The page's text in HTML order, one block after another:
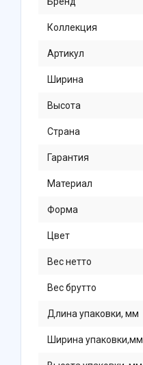
Коллекция
Артикул
Ширина
Высота
Страна
Гарантия
Материал
Форма
Цвет
Вес нетто
Вес брутто
Длина упаковки, мм
Ширина упаковки,мм